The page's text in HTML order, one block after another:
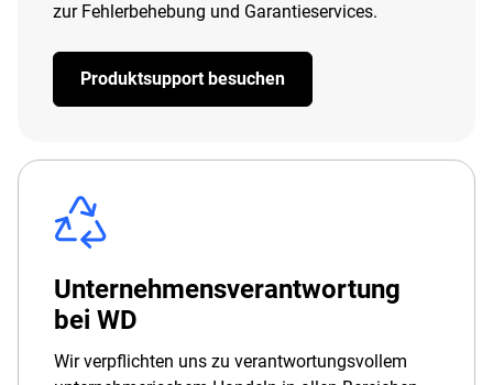
zur Fehlerbehebung und Garantieservices.
Produktsupport besuchen
Unternehmensverantwortung
bei WD
Wir verpflichten uns zu verantwortungsvollem